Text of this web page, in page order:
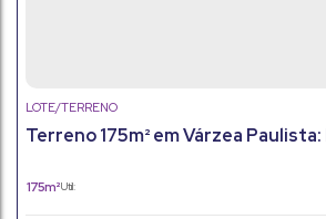
Terreno 175m² em Várzea
LOTE/TERRENO
Útil:
175m²